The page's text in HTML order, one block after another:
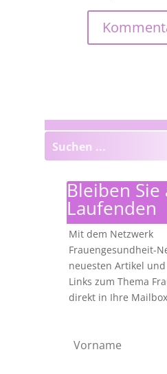
Bleiben Sie
Laufenden
Mit dem Netzwerk
Frauengesundheit-
neuesten Artikel
Links zum Thema
direkt in Ihre